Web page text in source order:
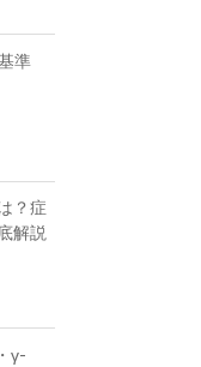
準
？症
解説
γ-